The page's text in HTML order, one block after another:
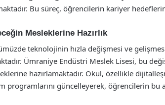
Bu süreç, öğrencilerin kariyer
Mesleklerine Hazırlık
teknolojinin hızla değişmesi ve
Ümraniye Endüstri Meslek Lisesi, bu
hazırlamaktadır. Okul, özellikle
programlarını güncelleyerek, öğrencilerin bu